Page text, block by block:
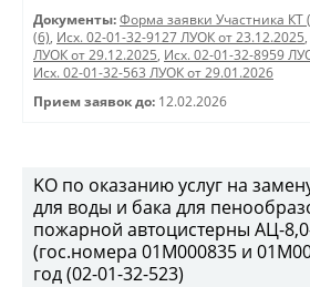
Документы: Форма заявки Участника КТ
(6), Исх. 02-01-32-9127 ЛУОК от 23.12.2025,
ЛУОК от 29.12.2025, Исх. 02-01-32-8959
Исх. 02-01-32-563 ЛУОК от 29.01.2026
Прием заявок до: 12.02.2026
KO по оказанию услуг на
для воды и бака для
пожарной автоцистерны АЦ-
(гос.номера 01М000835 и
год (02-01-32-523)